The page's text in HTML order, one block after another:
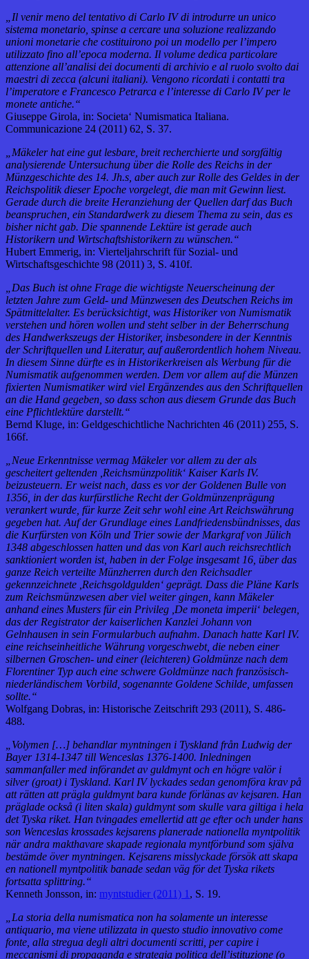
„Il venir meno del tentativo di Carlo IV di introdurre un unico
sistema monetario, spinse a cercare una soluzione realizzando
unioni monetarie che costituirono poi un modello per l’impero
utilizzato fino all’epoca moderna. Il volume dedica particolare
attenzione all’analisi dei documenti di archivio e al ruolo svolto dai
maestri di zecca (alcuni italiani). Vengono ricordati i contatti tra
l’imperatore e Francesco Petrarca e l’interesse di Carlo IV per le
monete antiche.“
Giuseppe Girola, in: Societa‘ Numismatica Italiana.
Communicazione 24 (2011) 62, S. 37.
„Mäkeler hat eine gut lesbare, breit recherchierte und sorgfältig
analysierende Untersuchung über die Rolle des Reichs in der
Münzgeschichte des 14. Jh.s, aber auch zur Rolle des Geldes in der
Reichspolitik dieser Epoche vorgelegt, die man mit Gewinn liest.
Gerade durch die breite Heranziehung der Quellen darf das Buch
beanspruchen, ein Standardwerk zu diesem Thema zu sein, das es
bisher nicht gab. Die spannende Lektüre ist gerade auch
Historikern und Wirtschaftshistorikern zu wünschen.“
Hubert Emmerig, in: Vierteljahrschrift für Sozial- und
Wirtschaftsgeschichte 98 (2011) 3, S. 410f.
„Das Buch ist ohne Frage die wichtigste Neuerscheinung der
letzten Jahre zum Geld- und Münzwesen des Deutschen Reichs im
Spätmittelalter. Es berücksichtigt, was Historiker von Numismatik
verstehen und hören wollen und steht selber in der Beherrschung
des Handwerkszeugs der Historiker, insbesondere in der Kenntnis
der Schriftquellen und Literatur, auf außerordentlich hohem Niveau.
In diesem Sinne dürfte es in Historikerkreisen als Werbung für die
Numismatik aufgenommen werden. Dem vor allem auf die Münzen
fixierten Numismatiker wird viel Ergänzendes aus den Schriftquellen
an die Hand gegeben, so dass schon aus diesem Grunde das Buch
eine Pflichtlektüre darstellt.“
Bernd Kluge, in: Geldgeschichtliche Nachrichten 46 (2011) 255, S.
166f.
„Neue Erkenntnisse vermag Mäkeler vor allem zu der als
gescheitert geltenden ,Reichsmünzpolitik‘ Kaiser Karls IV.
beizusteuern. Er weist nach, dass es vor der Goldenen Bulle von
1356, in der das kurfürstliche Recht der Goldmünzenprägung
verankert wurde, für kurze Zeit sehr wohl eine Art Reichswährung
gegeben hat. Auf der Grundlage eines Landfriedensbündnisses, das
die Kurfürsten von Köln und Trier sowie der Markgraf von Jülich
1348 abgeschlossen hatten und das von Karl auch reichsrechtlich
sanktioniert worden ist, haben in der Folge insgesamt 16, über das
ganze Reich verteilte Münzherren durch den Reichsadler
gekennzeichnete ,Reichsgoldgulden‘ geprägt. Dass die Pläne Karls
zum Reichsmünzwesen aber viel weiter gingen, kann Mäkeler
anhand eines Musters für ein Privileg ,De moneta imperii‘ belegen,
das der Registrator der kaiserlichen Kanzlei Johann von
Gelnhausen in sein Formularbuch aufnahm. Danach hatte Karl IV.
eine reichseinheitliche Währung vorgeschwebt, die neben einer
silbernen Groschen- und einer (leichteren) Goldmünze nach dem
Florentiner Typ auch eine schwere Goldmünze nach französisch-
niederländischem Vorbild, sogenannte Goldene Schilde, umfassen
sollte.“
Wolfgang Dobras, in: Historische Zeitschrift 293 (2011), S. 486-
488.
„Volymen […] behandlar myntningen i Tyskland från Ludwig der
Bayer 1314-1347 till Wenceslas 1376-1400. Inledningen
sammanfaller med införandet av guldmynt och en högre valör i
silver (groat) i Tyskland. Karl IV lyckades sedan genomföra krav på
att rätten att prägla guldmynt bara kunde förlänas av kejsaren. Han
präglade också (i liten skala) guldmynt som skulle vara giltiga i hela
det Tyska riket. Han tvingades emellertid att ge efter och under hans
son Wenceslas krossades kejsarens planerade nationella myntpolitik
när andra makthavare skapade regionala myntförbund som själva
bestämde över myntningen. Kejsarens misslyckade försök att skapa
en nationell myntpolitik banade sedan väg för det Tyska rikets
fortsatta splittring.“
Kenneth Jonsson, in: myntstudier (2011) 1 , S. 19.
„La storia della numismatica non ha solamente un interesse
antiquario, ma viene utilizzata in questo studio innovativo come
fonte, alla stregua degli altri documenti scritti, per capire i
meccanismi di propaganda e strategia politica dell’istituzione (o